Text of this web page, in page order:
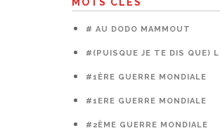
# AU DODO MAMMOUT
#(PUISQUE JE TE DIS QUE)
#1ÈRE GUERRE MONDIALE
#1ERE GUERRE MONDIALE
#2ÈME GUERRE MONDIALE